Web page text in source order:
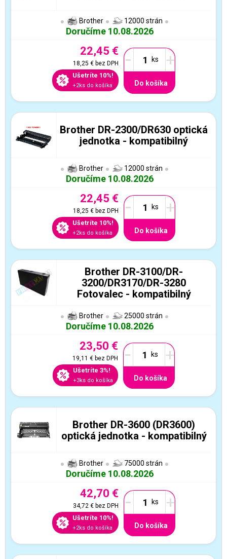
Brother 12000 strán
Doručíme 10.08.2026
22,45 €
18,25 €bez DPH
Ušetríte 10%!
+2ks do košíka
- +
Do košíka
Brother DR-2300/DR630 optická
jednotka - kompatibilný
Brother 12000 strán
Doručíme 10.08.2026
22,45 €
18,25 €bez DPH
Ušetríte 10%!
+2ks do košíka
- +
Do košíka
Brother DR-3100/DR-
3200/DR3170/DR-3280
Fotovalec - kompatibilný
Brother 25000 strán
Doručíme 10.08.2026
23,50 €
19,11 €bez DPH
Ušetríte 3%!
+3ks do košíka
- +
Do košíka
Brother DR-3600 (DR3600)
optická jednotka - kompatibilný
Brother 75000 strán
Doručíme 10.08.2026
42,70 €
34,72 €bez DPH
Ušetríte 10%!
+2ks do košíka
- +
Do košíka